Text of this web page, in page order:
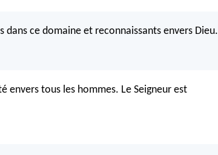
dans ce domaine et reconnaissants envers Dieu.
envers tous les hommes. Le Seigneur est